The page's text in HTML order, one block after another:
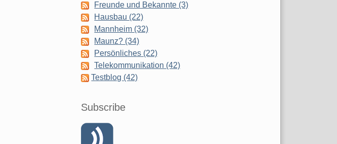
Freunde und Bekannte (3)
Hausbau (22)
Mannheim (32)
Maunz? (34)
Persönliches (22)
Telekommunikation (42)
Testblog (42)
Subscribe